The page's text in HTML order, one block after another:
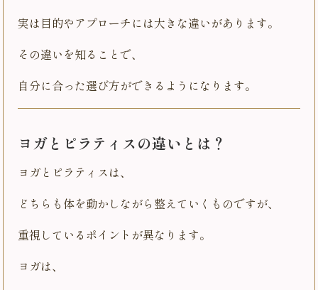
実は目的やアプローチには大きな違いがあります。
その違いを知ることで、
自分に合った選び方ができるようになります。
ヨガとピラティスの違いとは？
ヨガとピラティスは、
どちらも体を動かしながら整えていくものですが、
重視しているポイントが異なります。
ヨガは、